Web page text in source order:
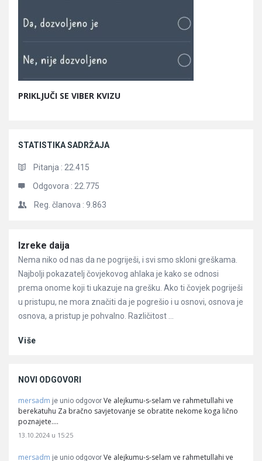
PRIKLJUČI SE VIBER KVIZU
STATISTIKA SADRŽAJA
Pitanja : 22.415
Odgovora : 22.775
Reg. članova : 9.863
Članci
Izreke daija
Nema niko od nas da ne pogriješi, i svi smo skloni greškama.
Najbolji pokazatelj čovjekovog ahlaka je kako se odnosi
prema onome koji ti ukazuje na grešku. Ako ti čovjek pogriješi
u pristupu, ne mora značiti da je pogrešio i u osnovi, osnova je
osnova, a pristup je pohvalno. Različitost ...
Više
NOVI ODGOVORI
mersadm je unio odgovor Ve alejkumu-s-selam ve rahmetullahi ve
berekatuhu Za bračno savjetovanje se obratite nekome koga lično
poznajete.…
13.10.2024 u 15:25
mersadm je unio odgovor Ve alejkumu-s-selam ve rahmetullahi ve